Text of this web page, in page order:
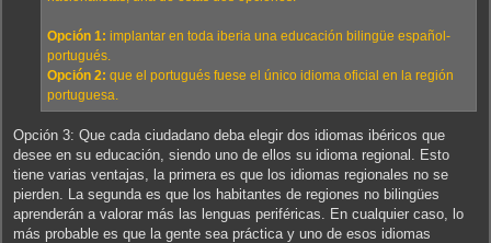
Opción 1: implantar en toda iberia una educación bilingüe español-
portugués.
Opción 2: que el portugués fuese el único idioma oficial en la región
portuguesa.
Opción 3: Que cada ciudadano deba elegir dos idiomas ibéricos que
desee en su educación, siendo uno de ellos su idioma regional. Esto
tiene varias ventajas, la primera es que los idiomas regionales no se
pierden. La segunda es que los habitantes de regiones no bilingües
aprenderán a valorar más las lenguas periféricas. En cualquier caso, lo
más probable es que la gente sea práctica y uno de esos idiomas